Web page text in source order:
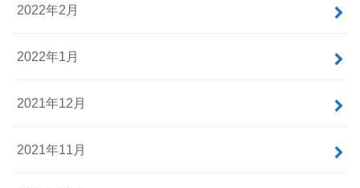
2022年2月
2022年1月
2021年12月
2021年11月